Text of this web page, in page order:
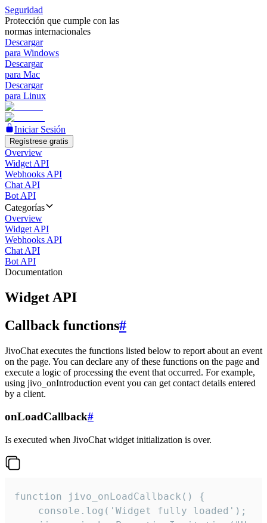
Seguridad
Protección que cumple con las
normas internacionales
Descargar
para Windows
Descargar
para Mac
Descargar
para Linux
Iniciar Sesión
Regístrese gratis
Overview
Widget API
Webhooks API
Chat API
Bot API
Categorías
Overview
Widget API
Webhooks API
Chat API
Bot API
Documentation
Widget API
Callback functions#
JivoChat executes the functions listed below to report about an event
on the page. You can declare any of these functions on the page and
execute a logic of processing the event that occurred. For example,
using jivo_onIntroduction event you can get contact details entered
by a client.
onLoadCallback#
Is executed when JivoChat widget initialization is over.
function jivo_onLoadCallback() {
    console.log('Widget fully loaded');